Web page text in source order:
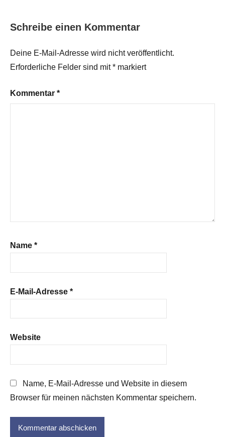
Schreibe einen Kommentar
Deine E-Mail-Adresse wird nicht veröffentlicht.
Erforderliche Felder sind mit* markiert
Kommentar *
Name *
E-Mail-Adresse *
Website
Name, E-Mail-Adresse und Website in diesem
Browser für meinen nächsten Kommentar speichern.